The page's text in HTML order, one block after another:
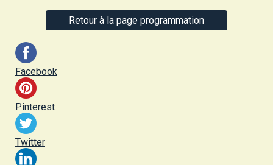
Retour à la page programmation
Facebook
Pinterest
Twitter